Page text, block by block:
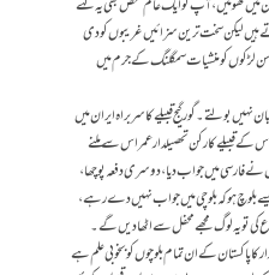
گھومیں، آپ کو ایک عام شخص بھی یہ کہے
ہیں لیکن سخت ترین سزائیں غریبوں کو دی
2005ء سے 2015ء تک 73 کم سن لڑکوں کو منشیات سمگلنگ کے جرم میں
بولتے۔ گور گیج قبیلے کا سربراہ ایران میں
کا رکن تحصیلدار عمر اس سے ملنے
فارسی میں جواب دیا، دوسری دفعہ پوچھا،
بلوچ ہو کہ بلوچی میں جواب نہیں دے رہے،
کی تو یہ لوگ مجھے محفل سے اٹھا دیں گے۔
کا پاکستان کے ان تمام بلوچوں کو بخوبی علم ہے